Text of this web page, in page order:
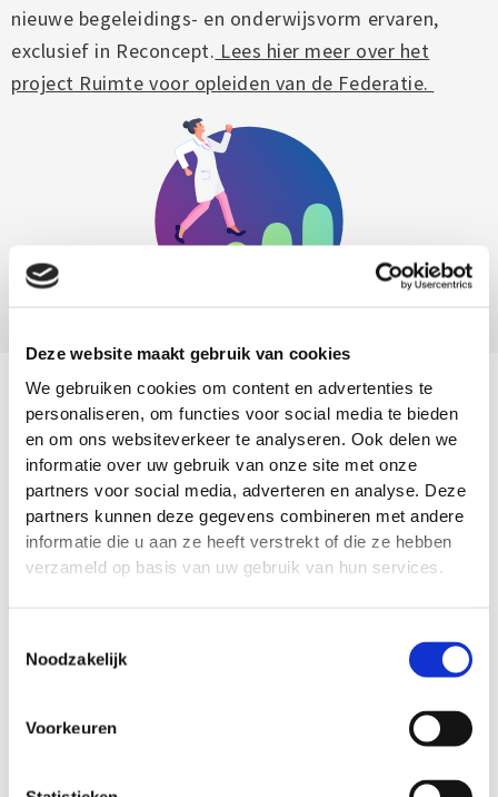
Deze website maakt gebruik van cookies
We gebruiken cookies om content en advertenties te
personaliseren, om functies voor social media te bieden
en om ons websiteverkeer te analyseren. Ook delen we
informatie over uw gebruik van onze site met onze
partners voor social media, adverteren en analyse. Deze
partners kunnen deze gegevens combineren met andere
informatie die u aan ze heeft verstrekt of die ze hebben
verzameld op basis van uw gebruik van hun services.
Noodzakelijk
Voorkeuren
nieuwe begeleidings- en onderwijsvorm ervaren,
exclusief in Reconcept. Lees hier meer over het
project Ruimte voor opleiden van de Federatie.
Verbind de theorie aan de praktijk
Je voegt in Reconcept eenvoudig eigen trainingen,
video’s of instructies toe. Zo bereiden basisartsen
zich op elk moment voor op een handeling of frissen
ze hun kennis op, juist als ze even niet direct aan het
bed staan.